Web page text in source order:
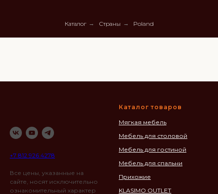
Каталог → Страны → Poland
+7 812 926 4278
Все цены, указанные на
сайте, носят исключительно
ознакомительный характер
Каталог товаров
Мягкая мебель
Мебель для столовой
Мебель для гостиной
Мебель для спальни
Прихожие
KLASIMO OUTLET